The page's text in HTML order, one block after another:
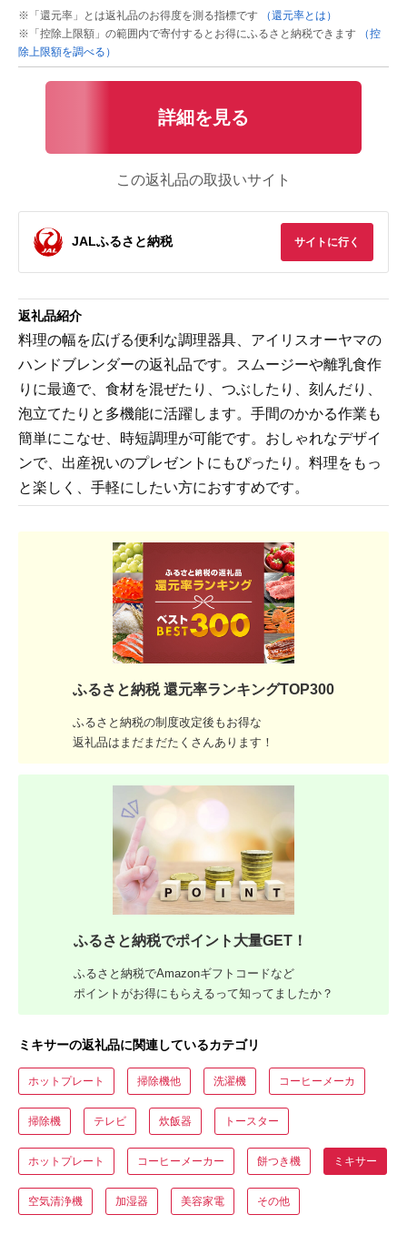
※「還元率」とは返礼品のお得度を測る指標です
（還元率とは）
※「控除上限額」の範囲内で寄付するとお得にふるさと納税できます
（控
除上限額を調べる）
詳細を見る
この返礼品の取扱いサイト
JALふるさと納税 サイトに行く
返礼品紹介
料理の幅を広げる便利な調理器具、アイリスオーヤマの
ハンドブレンダーの返礼品です。スムージーや離乳食作
りに最適で、食材を混ぜたり、つぶしたり、刻んだり、
泡立てたりと多機能に活躍します。手間のかかる作業も
簡単にこなせ、時短調理が可能です。おしゃれなデザイ
ンで、出産祝いのプレゼントにもぴったり。料理をもっ
と楽しく、手軽にしたい方におすすめです。
ふるさと納税 還元率ランキングTOP300
ふるさと納税の制度改定後もお得な
返礼品はまだまだたくさんあります！
ふるさと納税でポイント大量GET！
ふるさと納税でAmazonギフトコードなど
ポイントがお得にもらえるって知ってましたか？
ミキサーの返礼品に関連しているカテゴリ
ホットプレート 掃除機他 洗濯機 コーヒーメーカ
掃除機 テレビ 炊飯器 トースター
ホットプレート コーヒーメーカー 餅つき機 ミキサー
空気清浄機 加湿器 美容家電 その他